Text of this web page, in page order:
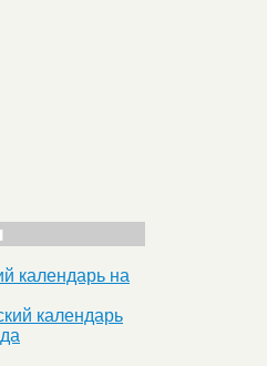
календарь на